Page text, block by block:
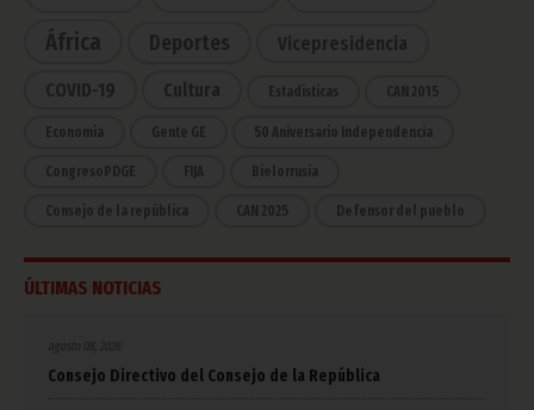
África
Deportes Vicepresidencia
COVID-19 Cultura Estadísticas CAN 2015
Economía Gente GE 50 Aniversario Independencia
CongresoPDGE FIJA Bielorrusia
Consejo de la república CAN 2025 Defensor del pueblo
ÚLTIMAS NOTICIAS
Consejo Directivo del Consejo de la República